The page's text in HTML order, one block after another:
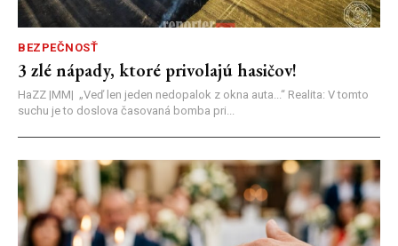
BEZPEČNOSŤ
3 zlé nápady, ktoré privolajú hasičov!
HaZZ |MM| ​„Veď len jeden nedopalok z okna auta...“ ​Realita: V tomto
suchu je to doslova časovaná bomba pri...